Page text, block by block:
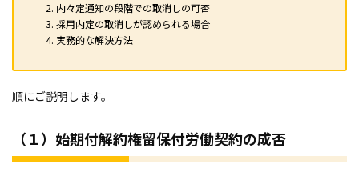
内々定通知の段階での取消しの可否
採用内定の取消しが認められる場合
実務的な解決方法
順にご説明します。
（１）始期付解約権留保付労働契約の成否